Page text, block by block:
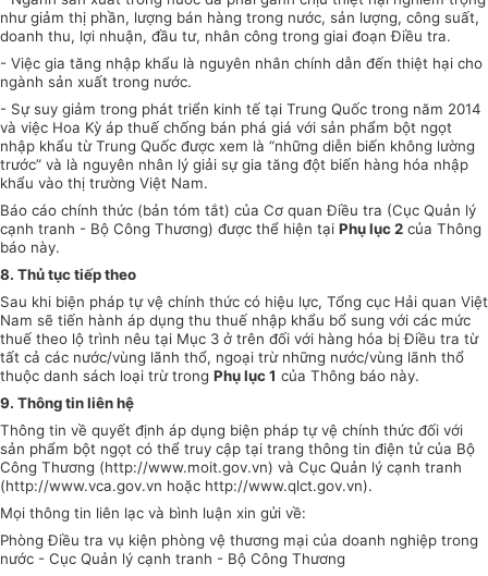
như giảm thị phần, lượng bán hàng trong nước, sản lượng, công suất,
doanh thu, lợi nhuận, đầu tư, nhân công trong giai đoạn Điều tra.
- Việc gia tăng nhập khẩu là nguyên nhân chính dẫn đến thiệt hại cho
ngành sản xuất trong nước.
- Sự suy giảm trong phát triển kinh tế tại Trung Quốc trong năm 2014
và việc Hoa Kỳ áp thuế chống bán phá giá với sản phẩm bột ngọt
nhập khẩu từ Trung Quốc được xem là “những diễn biến không lường
trước” và là nguyên nhân lý giải sự gia tăng đột biến hàng hóa nhập
khẩu vào thị trường Việt Nam.
Báo cáo chính thức (bản tóm tắt) của Cơ quan Điều tra (Cục Quản lý
cạnh tranh - Bộ Công Thương) được thể hiện tại Phụ lục2 của Thông
báo này.
8. Thủ tục tiếp theo
Sau khi biện pháp tự vệ chính thức có hiệu lực, Tổng cục Hải quan Việt
Nam sẽ tiến hành áp dụng thu thuế nhập khẩu bổ sung với các mức
thuế theo lộ trình nêu tại Mục 3 ở trên đối với hàng hóa bị Điều tra từ
tất cả các nước/vùng lãnh thổ, ngoại trừ những nước/vùng lãnh thổ
thuộc danh sách loại trừ trong Phụ lục1 của Thông báo này.
9. Thông tin liên hệ
Thông tin về quyết định áp dụng biện pháp tự vệ chính thức đối với
sản phẩm bột ngọt có thể truy cập tại trang thông tin điện tử của Bộ
Công Thương (http://www.moit.gov.vn) và Cục Quản lý cạnh tranh
(http://www.vca.gov.vn hoặc http://www.qlct.gov.vn).
Mọi thông tin liên lạc và bình luận xin gửi về:
Phòng Điều tra vụ kiện phòng vệ thương mại của doanh nghiệp trong
nước - Cục Quản lý cạnh tranh - Bộ Công Thương